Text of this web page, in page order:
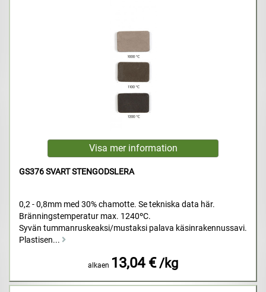
GS376 SVART STENGODSLERA
0,2 - 0,8mm med 30% chamotte. Se tekniska data här.
Bränningstemperatur max. 1240ºC.
Syvän tummanruskeaksi/mustaksi palava käsinrakennussavi.
Plastisen...
alkaen 13,04 € /kg